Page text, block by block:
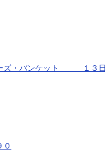
ーズ・バンケット １３日